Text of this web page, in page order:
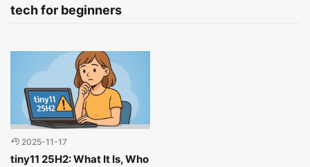
tech for beginners
2025-11-17
tiny11 25H2: What It Is, Who